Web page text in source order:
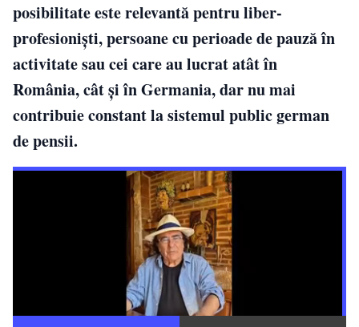
posibilitate este relevantă pentru liber-
profesioniști, persoane cu perioade de pauză în
activitate sau cei care au lucrat atât în
România, cât și în Germania, dar nu mai
contribuie constant la sistemul public german
de pensii.